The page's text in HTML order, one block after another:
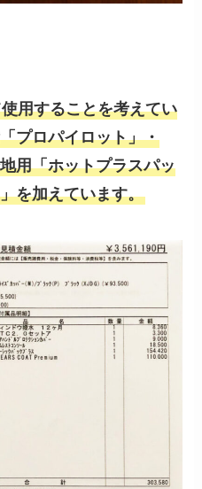
用することを考えてい
プロパイロット」・
用「ホットプラスパッ
を加えています。